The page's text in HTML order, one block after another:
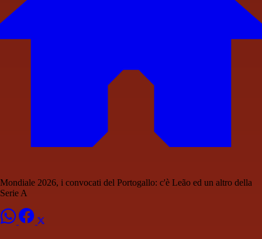
Mondiale 2026, i convocati del Portogallo: c'è Leão ed un altro della
Serie A